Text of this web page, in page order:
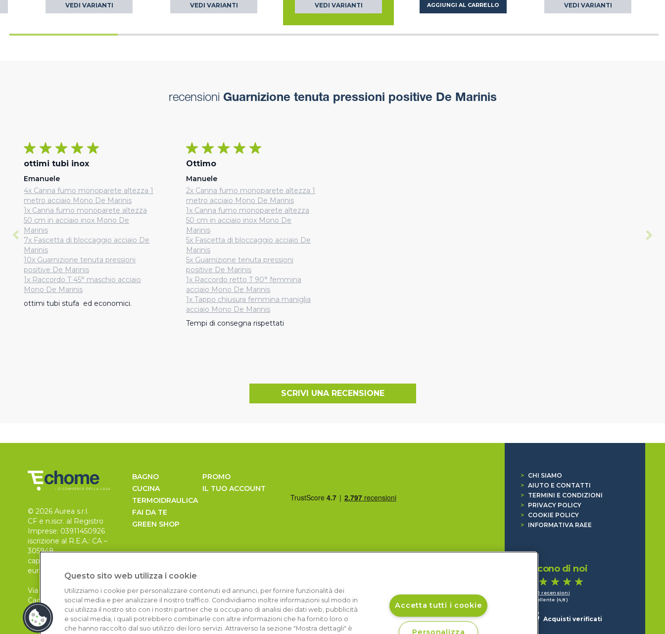
VEDI VARIANTI VEDI VARIANTI VEDI VARIANTI AGGIUNGI AL CARRELLO VEDI VARIANTI
recensioni Guarnizione tenuta pressioni positive De Marinis
ottimi tubi inox
Emanuele
4x Canna fumo monoparete altezza 1
metro acciaio Mono De Marinis
1x Canna fumo monoparete altezza
50 cm in acciaio inox Mono De
Marinis
7x Fascetta di bloccaggio acciaio De
Marinis
10x Guarnizione tenuta pressioni
positive De Marinis
1x Raccordo T 45° maschio acciaio
Mono De Marinis
ottimi tubi stufa  ed economici.
Ottimo
Manuele
2x Canna fumo monoparete altezza 1
metro acciaio Mono De Marinis
1x Canna fumo monoparete altezza
50 cm in acciaio inox Mono De
Marinis
5x Fascetta di bloccaggio acciaio De
Marinis
5x Guarnizione tenuta pressioni
positive De Marinis
1x Raccordo retto T 90° femmina
acciaio Mono De Marinis
1x Tappo chiusura femmina maniglia
acciaio Mono De Marinis
Tempi di consegna rispettati
SCRIVI UNA RECENSIONE
© 2026 Aurea s.r.l.
CF e n.iscr. al Registro
Imprese: 03911450926
iscrizione al R.E.A.: CA –
305948
capitale sociale 30.000
euro, i.v.
Via Pietro Leo n. 6
Cagliari
09129
BAGNO
CUCINA
TERMOIDRAULICA
FAI DA TE
GREEN SHOP
PROMO
IL TUO ACCOUNT
>
CHI SIAMO
> AIUTO E CONTATTI
>
TERMINI E CONDIZIONI
>
PRIVACY POLICY
>
COOKIE POLICY
>
INFORMATIVA RAEE
Dicono di noi
1.641 recensioni
Eccellente (4,8)
Acquisti verificati
Questo sito web utilizza i cookie
Utilizziamo i cookie per personalizzare contenuti ed annunci, per fornire funzionalità dei
social media e per analizzare il nostro traffico. Condividiamo inoltre informazioni sul modo in
cui utilizza il nostro sito con i nostri partner che si occupano di analisi dei dati web, pubblicità
e social media, i quali potrebbero combinarle con altre informazioni che ha fornito loro o
che hanno raccolto dal suo utilizzo dei loro servizi. Attraverso la sezione "Mostra dettagli" è
Accetta tutti i cookie
Personalizza